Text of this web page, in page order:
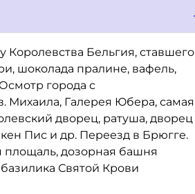
Королевства Бельгия, ставшего
шоколада пралине, вафель,
города с
Галерея Юбера, самая
дворец, ратуша, дворец
Пис и др. Переезд в Брюгге.
площаль, дозорная башня
Святой Крови